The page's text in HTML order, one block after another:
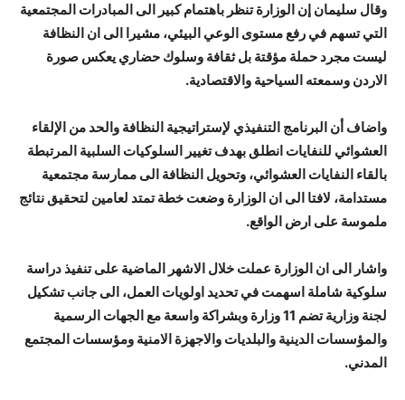
وقال سليمان إن الوزارة تنظر باهتمام كبير الى المبادرات المجتمعية
التي تسهم في رفع مستوى الوعي البيئي، مشيرا الى ان النظافة
ليست مجرد حملة مؤقتة بل ثقافة وسلوك حضاري يعكس صورة
الاردن وسمعته السياحية والاقتصادية.
واضاف أن البرنامج التنفيذي لإستراتيجية النظافة والحد من الإلقاء
العشوائي للنفايات انطلق بهدف تغيير السلوكيات السلبية المرتبطة
بالقاء النفايات العشوائي، وتحويل النظافة الى ممارسة مجتمعية
مستدامة، لافتا الى ان الوزارة وضعت خطة تمتد لعامين لتحقيق نتائج
ملموسة على ارض الواقع.
واشار الى ان الوزارة عملت خلال الاشهر الماضية على تنفيذ دراسة
سلوكية شاملة اسهمت في تحديد اولويات العمل، الى جانب تشكيل
لجنة وزارية تضم 11 وزارة وبشراكة واسعة مع الجهات الرسمية
والمؤسسات الدينية والبلديات والاجهزة الامنية ومؤسسات المجتمع
المدني.